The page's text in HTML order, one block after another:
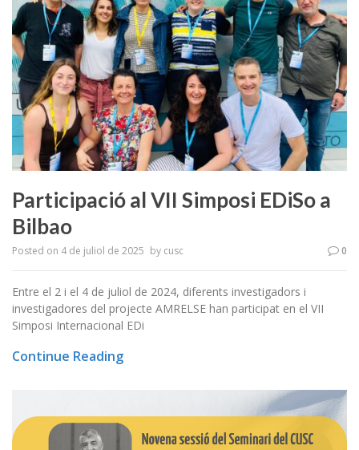
Participació al VII Simposi EDiSo a
Bilbao
Posted on 4 de juliol de 2025 by cusc 0
Entre el 2 i el 4 de juliol de 2024, diferents investigadors i
investigadores del projecte AMRELSE han participat en el VII
Simposi Internacional EDi
Continue Reading